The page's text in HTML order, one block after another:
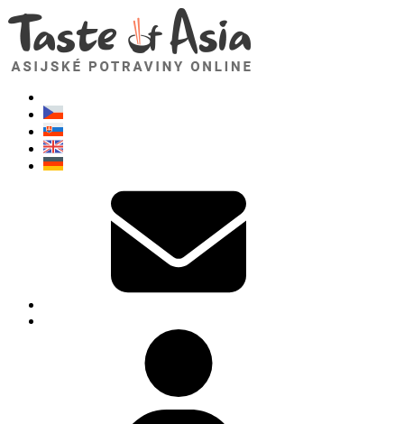
TasteOfAsia.cz
Neváhejte se zeptat. Jsem tady pro vás!